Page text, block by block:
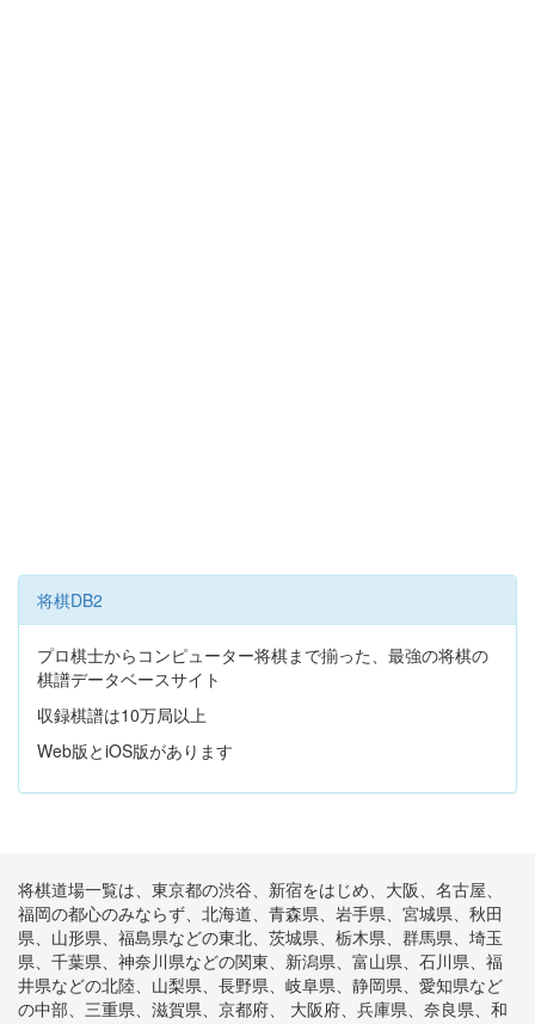
将棋DB2
プロ棋士からコンピューター将棋まで揃った、最強の将棋の
棋譜データベースサイト
収録棋譜は10万局以上
Web版とiOS版があります
将棋道場一覧は、東京都の渋谷、新宿をはじめ、大阪、名古屋、
福岡の都心のみならず、北海道、青森県、岩手県、宮城県、秋田
県、山形県、福島県などの東北、茨城県、栃木県、群馬県、埼玉
県、千葉県、神奈川県などの関東、新潟県、富山県、石川県、福
井県などの北陸、山梨県、長野県、岐阜県、静岡県、愛知県など
の中部、三重県、滋賀県、京都府、 大阪府、兵庫県、奈良県、和